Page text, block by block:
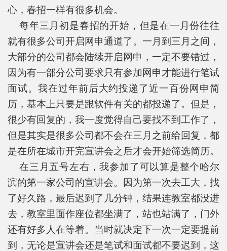
心，春招一样有很多机会。
每年三月初是春招的开始，但是在一月份往往
就有很多公司开启网申通道了。一月到三月之间，
大部分的公司都会陆续开启网申，一定不要错过，
因为有一部分公司要求只有参加网申才能进行笔试
面试。我在过年前后大约投递了近一百份网申简
历，基本上只要是跟软件有关的都投递了。但是，
很少有回复的，我一度觉得自己要找不到工作了，
但是其实是很多公司都不会在三月之前给回复，都
是在所在城市开完宣讲会之后才会开始筛选简历。
在三月五号左右，我参加了可以算是整个哈尔
滨的第一家公司的宣讲会。因为第一次去工大，找
了好久路，最后迟到了几分钟，结果连教室都没进
去，教室里面作座位都坐满了，站也站满了，门外
还有好多人在等着。当时就决定下一次一定要提前
到，无论是宣讲会还是笔试和面试都不要迟到，这